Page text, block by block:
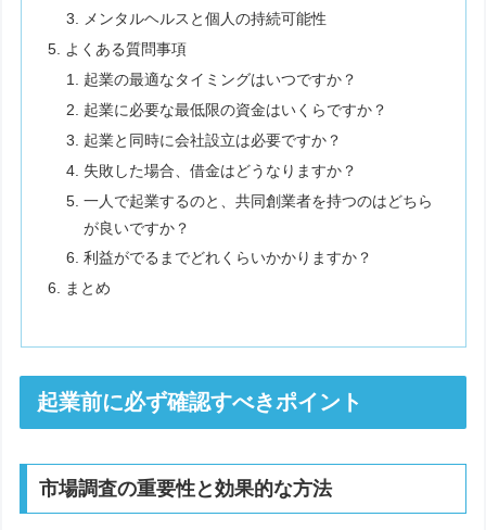
メンタルヘルスと個人の持続可能性
よくある質問事項
起業の最適なタイミングはいつですか？
起業に必要な最低限の資金はいくらですか？
起業と同時に会社設立は必要ですか？
失敗した場合、借金はどうなりますか？
一人で起業するのと、共同創業者を持つのはどちら
が良いですか？
利益がでるまでどれくらいかかりますか？
まとめ
起業前に必ず確認すべきポイント
市場調査の重要性と効果的な方法